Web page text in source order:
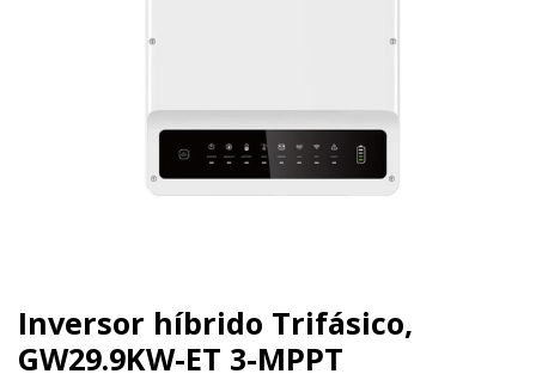
Inversor híbrido Trifásico,
GW29.9KW-ET 3-MPPT